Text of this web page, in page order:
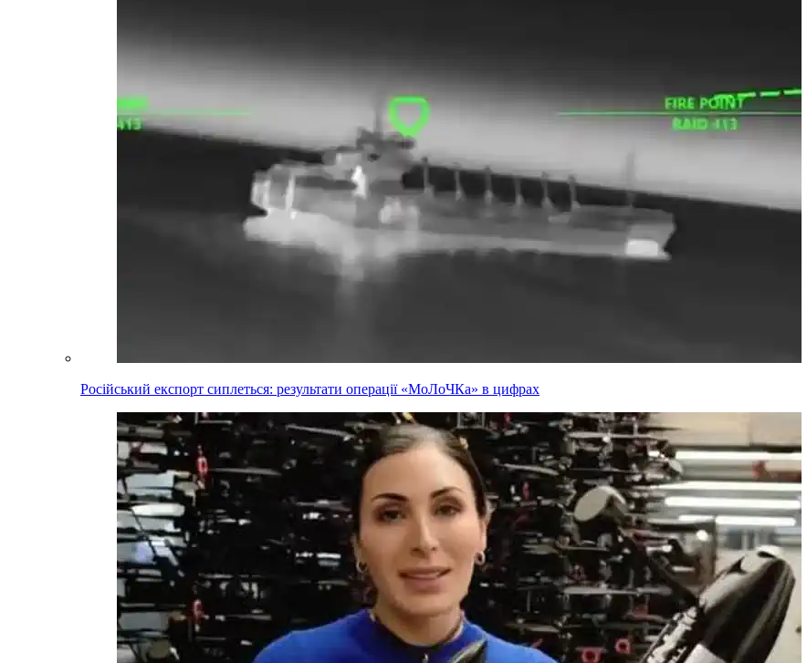
Російський експорт сиплеться: результати операції «МоЛоЧКа» в цифрах